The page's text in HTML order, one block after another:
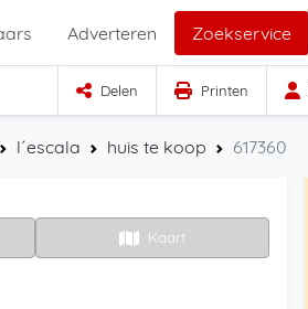
Adverteren Zoekservice
Delen Printen
l´escala huis te koop 617360
Kaart